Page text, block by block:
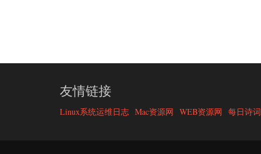
友情链接
Linux系统运维日志 Mac资源网 WEB资源网 每日诗词